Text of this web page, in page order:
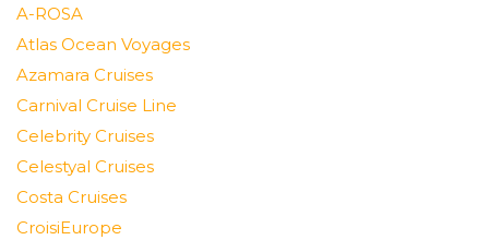
A-ROSA
Atlas Ocean Voyages
Azamara Cruises
Carnival Cruise Line
Celebrity Cruises
Celestyal Cruises
Costa Cruises
CroisiEurope